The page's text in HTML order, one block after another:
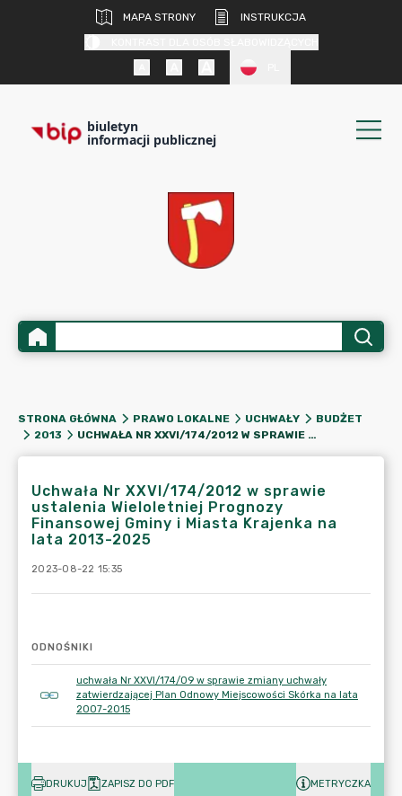
MAPA STRONY
INSTRUKCJA
biuletyn
informacji publicznej
STRONA GŁÓWNA PRAWO LOKALNE UCHWAŁY
BUDŻET
2013
UCHWAŁA NR XXVI/174/2012 W SPRAWIE USTALENIA WIELOLETNIEJ PROGNOZY FINANSOWEJ GMINY I MIASTA KRAJENKA NA LATA 2013-2025
Uchwała Nr XXVI/174/2012 w sprawie
ustalenia Wieloletniej Prognozy
Finansowej Gminy i Miasta Krajenka na
lata 2013-2025
2023-08-22 15:35
ODNOŚNIKI
uchwała Nr XXVI/174/09 w sprawie zmiany uchwały
zatwierdzającej Plan Odnowy Miejscowości Skórka na lata
2007-2015
DRUKUJ ZAPISZ DO PDF METRYCZKA